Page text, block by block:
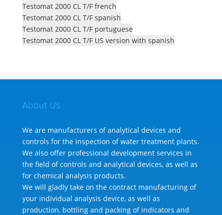
Testomat 2000 CL T/F french
Testomat 2000 CL T/F spanish
Testomat 2000 CL T/F portuguese
Testomat 2000 CL T/F US version with spanish
About Us
We are manufacturers of analytical devices and
controls for the inspection of water treatment plants.
We also offer professional development services in
the field of controls and analytical devices, as well as
for chemical analysis products.
We will gladly take on the contract manufacturing of
your individual analysis device, as well as
production, bottling and packing of indicators and